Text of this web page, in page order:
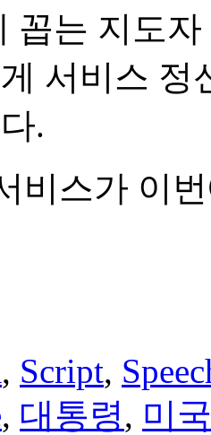
꼽는 지도
서비스 정
.
비스가 이
, Script,
, 대통령, 미국